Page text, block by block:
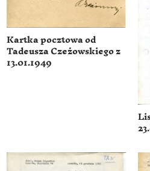
Kartka pocztowa od
Tadeusza Czeżowskiego z
13.01.1949